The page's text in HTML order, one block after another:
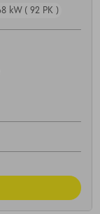
kW ( 92 PK )